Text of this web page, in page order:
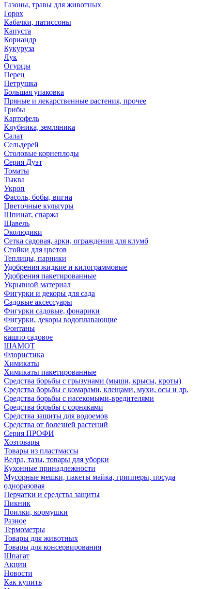
Газоны, травы для животных
Горох
Кабачки, патиссоны
Капуста
Кориандр
Кукуруза
Лук
Огурцы
Перец
Петрушка
Большая упаковка
Пряные и лекарственные растения, прочее
Грибы
Картофель
Клубника, земляника
Салат
Сельдерей
Столовые корнеплоды
Серия Дуэт
Томаты
Тыква
Укроп
Фасоль, бобы, вигна
Цветочные культуры
Шпинат, спаржа
Щавель
Эколюдики
Сетка садовая, арки, ограждения для клумб
Стойки для цветов
Теплицы, парники
Удобрения жидкие и килограммовые
Удобрения пакетированные
Укрывной материал
Фигурки и декоры для сада
Садовые аксессуары
Фигурки садовые, фонарики
Фигурки, декоры водоплавающие
Фонтаны
кашпо садовое
ШАМОТ
Флористика
Химикаты
Химикаты пакетированные
Средства борьбы с грызунами (мыши, крысы, кроты)
Средства борьбы с комарами, клещами, мухи, осы и др.
Средства борьбы с насекомыми-вредителями
Средства борьбы с сорняками
Средства защиты для водоемов
Средства от болезней растений
Серия ПРОФИ
Хозтовары
Товары из пластмассы
Ведра, тазы, товары для уборки
Кухонные принадлежности
Мусорные мешки, пакеты майка, грипперы, посуда
одноразовая
Перчатки и средства защиты
Пикник
Поилки, кормушки
Разное
Термометры
Товары для животных
Товары для консервирования
Шпагат
Акции
Новости
Как купить